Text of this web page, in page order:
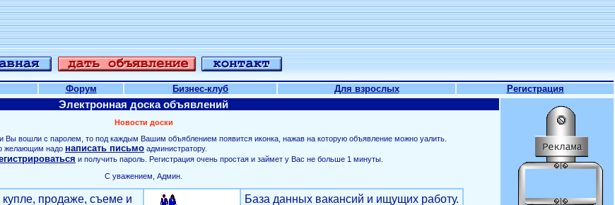
Форум Бизнес-клуб Для взрослых Регистрация
Электронная доска объявлений
Новости доски
Вы вошли с паролем, то под каждым Вашим объяблением появится иконка, нажав на которую объявление можно уалить.
желающим надо написать письмо администратору.
и получить пароль. Регистрация очень простая и займет у Вас не больше 1 минуты.
С уважением, Админ.
продаже, съеме и
База данных вакансий и ищущих работу.